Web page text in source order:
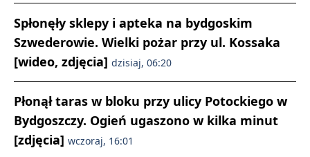
Spłonęły sklepy i apteka na bydgoskim
Szwederowie. Wielki pożar przy ul. Kossaka
[wideo, zdjęcia] dzisiaj, 06:20
Płonął taras w bloku przy ulicy Potockiego w
Bydgoszczy. Ogień ugaszono w kilka minut
[zdjęcia] wczoraj, 16:01